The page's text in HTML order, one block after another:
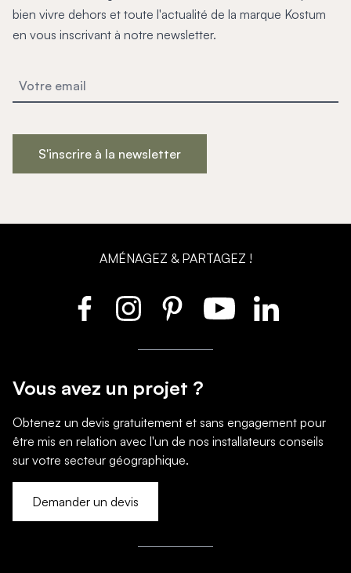
Accès Pro
bien vivre dehors et toute l'actualité de la marque Kostum
en vous inscrivant à notre newsletter.
S'inscrire à la newsletter
AMÉNAGEZ & PARTAGEZ !
Vous avez un projet ?
Obtenez un devis gratuitement et sans engagement pour
être mis en relation avec l'un de nos installateurs conseils
sur votre secteur géographique.
Demander un devis